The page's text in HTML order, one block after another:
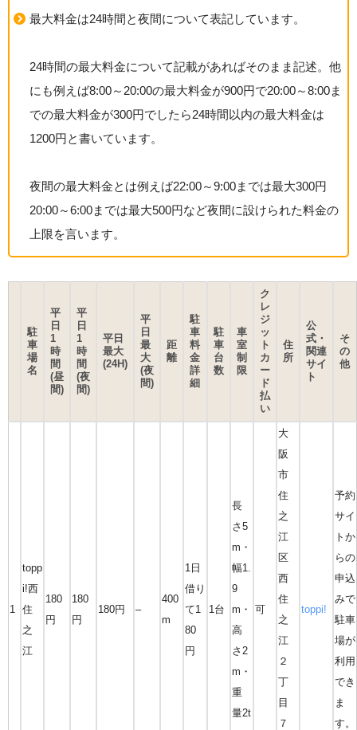
最大料金は24時間と夜間について表記しています。
24時間の最大料金について記載があればそのまま記述。他
にも例えば8:00～20:00の最大料金が900円で20:00～8:00ま
での最大料金が300円でしたら24時間以内の最大料金は
1200円と書いています。
夜間の最大料金とは例えば22:00～9:00までは最大300円
20:00～6:00までは最大500円など夜間に設けられた料金の
上限を言います。
駐
車
場
名
平
日
1
時
間
(昼
間)
平
日
1
時
間
(夜
間)
平日
最大
(24H)
平
日
最
大
(夜
間)
距
離
駐
車
料
金
詳
細
駐
車
台
数
車
室
制
限
ク
レ
ジ
ッ
ト
カ
ー
ド
払
い
住
所
公
式・
関連
サイ
ト
そ
の
他
1
topp
i!西
住
之
江
180
円
180
円
180円 –
400
m
1日
借り
て1
80
円
1台
長
さ5
m・
幅1.
9
m・
高
さ2
m・
重
量2t
可
大
阪
市
住
之
江
区
西
住
之
江
２
丁
目
７
toppi!
予約
サイ
トか
らの
申込
みで
駐車
場が
利用
でき
ま
す。